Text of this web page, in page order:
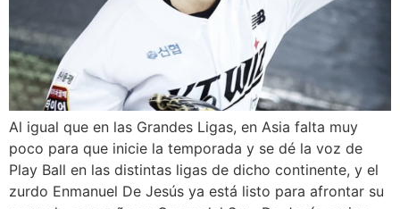
Al igual que en las Grandes Ligas, en Asia falta muy
poco para que inicie la temporada y se dé la voz de
Play Ball en las distintas ligas de dicho continente, y el
zurdo Enmanuel De Jesús ya está listo para afrontar su